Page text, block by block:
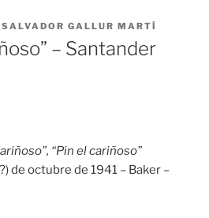
SALVADOR GALLUR MARTÍ
– Santander
“Pin el cariñoso”
de octubre de 1941 – Baker –